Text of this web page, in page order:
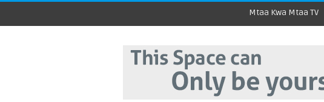
Mtaa Kwa Mtaa TV